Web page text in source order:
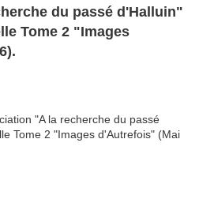
du passé d'Halluin"
Tome 2 "Images